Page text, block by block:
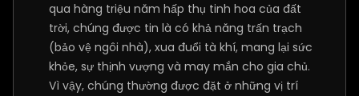
qua hàng triệu năm hấp thụ tinh hoa của đất
trời, chúng được tin là có khả năng trấn trạch
(bảo vệ ngôi nhà), xua đuổi tà khí, mang lại sức
khỏe, sự thịnh vượng và may mắn cho gia chủ.
Vì vậy, chúng thường được đặt ở những vị trí